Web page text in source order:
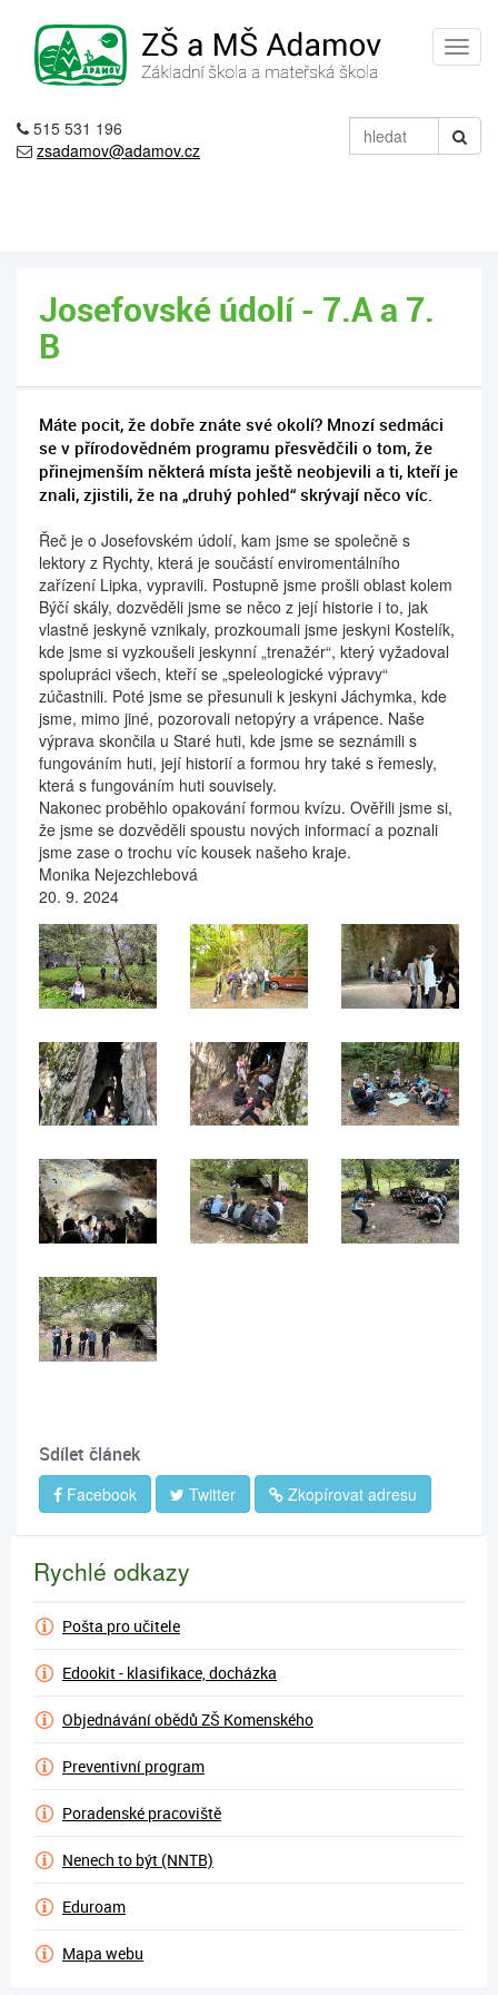
515 531 196
zsadamov@adamov.cz
Josefovské údolí - 7.A a 7.
B
Máte pocit, že dobře znáte své okolí? Mnozí sedmáci
se v přírodovědném programu přesvědčili o tom, že
přinejmenším některá místa ještě neobjevili a ti, kteří je
znali, zjistili, že na „druhý pohled“ skrývají něco víc.
Řeč je o Josefovském údolí, kam jsme se společně s
lektory z Rychty, která je součástí enviromentálního
zařízení Lipka, vypravili. Postupně jsme prošli oblast kolem
Býčí skály, dozvěděli jsme se něco z její historie i to, jak
vlastně jeskyně vznikaly, prozkoumali jsme jeskyni Kostelík,
kde jsme si vyzkoušeli jeskynní „trenažér“, který vyžadoval
spolupráci všech, kteří se „speleologické výpravy“
zúčastnili. Poté jsme se přesunuli k jeskyni Jáchymka, kde
jsme, mimo jiné, pozorovali netopýry a vrápence. Naše
výprava skončila u Staré huti, kde jsme se seznámili s
fungováním huti, její historií a formou hry také s řemesly,
která s fungováním huti souvisely.
Nakonec proběhlo opakování formou kvízu. Ověřili jsme si,
že jsme se dozvěděli spoustu nových informací a poznali
jsme zase o trochu víc kousek našeho kraje.
Monika Nejezchlebová
20. 9. 2024
Sdílet článek
Facebook Twitter Zkopírovat adresu
Rychlé odkazy
Pošta pro učitele
Edookit - klasifikace, docházka
Objednávání obědů ZŠ Komenského
Preventivní program
Poradenské pracoviště
Nenech to být (NNTB)
Eduroam
Mapa webu